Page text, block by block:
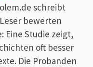
schreibt
bewerten
Eine Studie zeigt,
oft besser
Die Probanden